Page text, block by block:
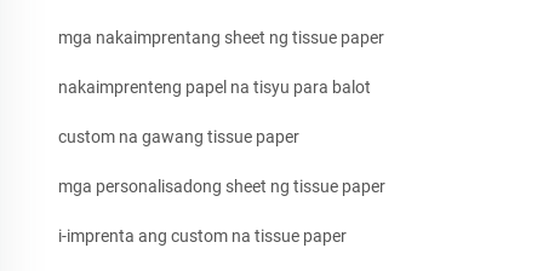
mga nakaimprentang sheet ng tissue paper
nakaimprenteng papel na tisyu para balot
custom na gawang tissue paper
mga personalisadong sheet ng tissue paper
i-imprenta ang custom na tissue paper